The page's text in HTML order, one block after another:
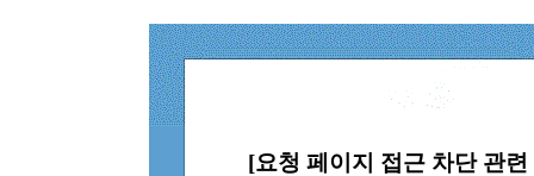
[요청 페이지 접근 차단 관